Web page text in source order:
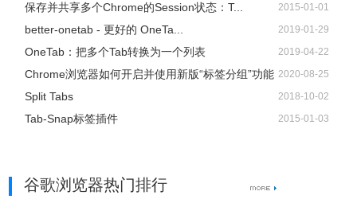
保存并共享多个Chrome的Session状态：T... 2015-01-01
better-onetab - 更好的 OneTa... 2019-01-29
OneTab：把多个Tab转换为一个列表 2019-04-22
Chrome浏览器如何开启并使用新版“标签分组”功能 2020-08-25
Split Tabs 2018-10-02
Tab-Snap标签插件 2015-01-03
谷歌浏览器热门排行